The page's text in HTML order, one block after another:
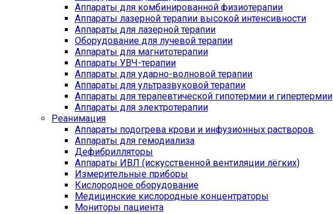
Аппараты для комбинированной физиотерапии
Аппараты лазерной терапии высокой интенсивности
Аппараты для лазерной терапии
Оборудование для лучевой терапии
Аппараты для магнитотерапии
Аппараты УВЧ-терапии
Аппараты для ударно-волновой терапии
Аппараты для ультразвуковой терапии
Аппараты для терапевтической гипотермии и гипертермии
Аппараты для электротерапии
Реанимация
Аппараты подогрева крови и инфузионных растворов
Аппараты для гемодиализа
Дефибрилляторы
Аппараты ИВЛ (искусственной вентиляции лёгких)
Измерительные приборы
Кислородное оборудование
Медицинские кислородные концентраторы
Мониторы пациента